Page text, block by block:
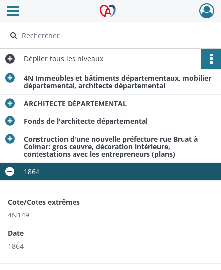
Archives Alsace - Colmar
Ouvrir le menu déroulant
Déplier tous les niveaux
4N Immeubles et bâtiments départementaux, mobilier
départemental, architecte départemental
ARCHITECTE DÉPARTEMENTAL
Fonds de l'architecte départemental​
Construction d'une nouvelle préfecture rue Bruat à
Colmar: gros ceuvre, décoration intérieure,
contestations avec les entrepreneurs (plans)
1864
Cote/Cotes extrêmes
4N149
Date
1864